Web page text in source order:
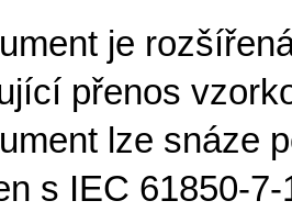
je
přenos
lze snáze
s IEC 61850-